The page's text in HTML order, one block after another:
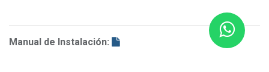
Manual de Instalación: